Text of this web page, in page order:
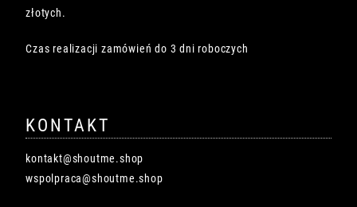
złotych.
Czas realizacji zamówień do 3 dni roboczych
KONTAKT
kontakt@shoutme.shop
wspolpraca@shoutme.shop